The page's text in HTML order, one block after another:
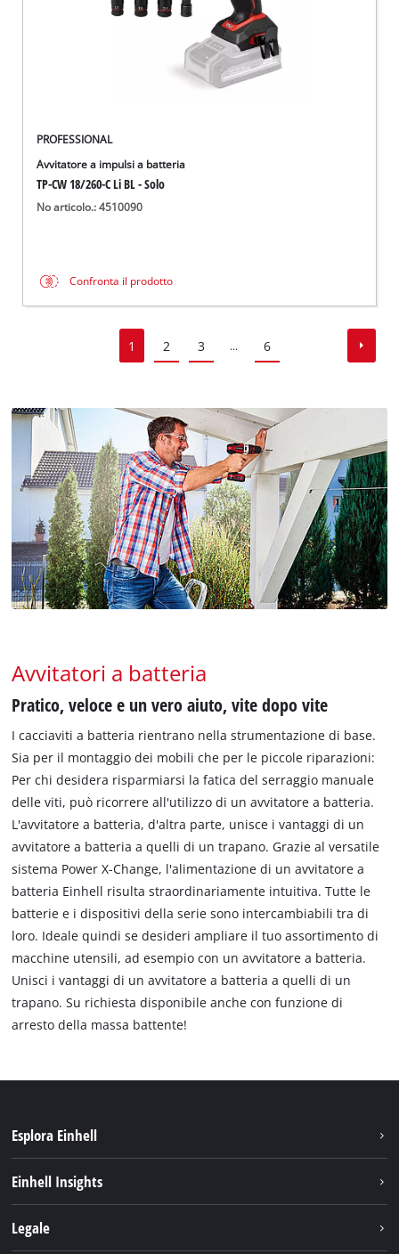
PROFESSIONAL
Avvitatore a impulsi a batteria
TP-CW 18/260-C Li BL - Solo
No articolo.: 4510090
Confronta il prodotto
1 2 3 ... 6
Avvitatori a batteria
Pratico, veloce e un vero aiuto, vite dopo vite
I cacciaviti a batteria rientrano nella strumentazione di base.
Sia per il montaggio dei mobili che per le piccole riparazioni:
Per chi desidera risparmiarsi la fatica del serraggio manuale
delle viti, può ricorrere all'utilizzo di un avvitatore a batteria.
L'avvitatore a batteria, d'altra parte, unisce i vantaggi di un
avvitatore a batteria a quelli di un trapano. Grazie al versatile
sistema Power X-Change, l'alimentazione di un avvitatore a
batteria Einhell risulta straordinariamente intuitiva. Tutte le
batterie e i dispositivi della serie sono intercambiabili tra di
loro. Ideale quindi se desideri ampliare il tuo assortimento di
macchine utensili, ad esempio con un avvitatore a batteria.
Unisci i vantaggi di un avvitatore a batteria a quelli di un
trapano. Su richiesta disponibile anche con funzione di
arresto della massa battente!
Esplora Einhell
Chi siamo
Einhell Insights
Legale